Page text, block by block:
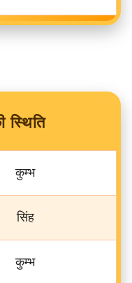
स्थिति
कुम्भ
सिंह
कुम्भ